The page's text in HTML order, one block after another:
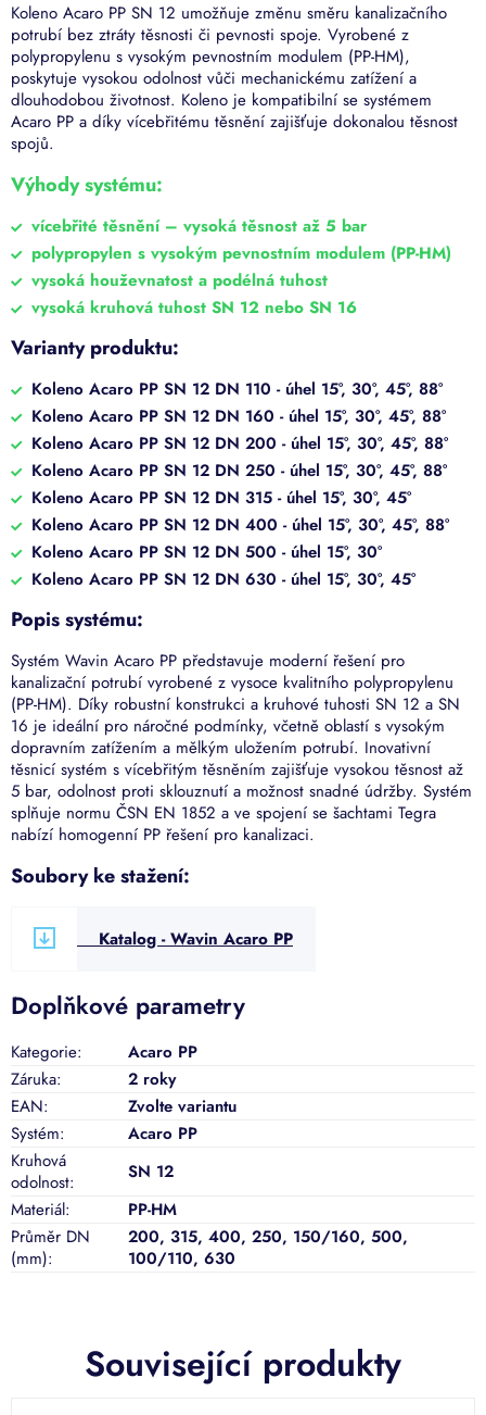
Související produkty
Koleno Acaro PP SN 12 umožňuje změnu směru kanalizačního
potrubí bez ztráty těsnosti či pevnosti spoje. Vyrobené z
polypropylenu s vysokým pevnostním modulem (PP-HM),
poskytuje vysokou odolnost vůči mechanickému zatížení a
dlouhodobou životnost. Koleno je kompatibilní se systémem
Acaro PP a díky vícebřitému těsnění zajišťuje dokonalou těsnost
spojů.
Výhody systému:
vícebřité těsnění – vysoká těsnost až 5 bar
polypropylen s vysokým pevnostním modulem (PP-HM)
vysoká houževnatost a podélná tuhost
vysoká kruhová tuhost SN 12 nebo SN 16
Varianty produktu:
Koleno Acaro PP SN 12 DN 110 - úhel 15°, 30°, 45°, 88°
Koleno Acaro PP SN 12 DN 160 - úhel 15°, 30°, 45°, 88°
Koleno Acaro PP SN 12 DN 200 - úhel 15°, 30°, 45°, 88°
Koleno Acaro PP SN 12 DN 250 - úhel 15°, 30°, 45°, 88°
Koleno Acaro PP SN 12 DN 315 - úhel 15°, 30°, 45°
Koleno Acaro PP SN 12 DN 400 - úhel 15°, 30°, 45°, 88°
Koleno Acaro PP SN 12 DN 500 - úhel 15°, 30°
Koleno Acaro PP SN 12 DN 630 - úhel 15°, 30°, 45°
Popis systému:
Systém Wavin Acaro PP představuje moderní řešení pro
kanalizační potrubí vyrobené z vysoce kvalitního polypropylenu
(PP-HM). Díky robustní konstrukci a kruhové tuhosti SN 12 a SN
16 je ideální pro náročné podmínky, včetně oblastí s vysokým
dopravním zatížením a mělkým uložením potrubí. Inovativní
těsnicí systém s vícebřitým těsněním zajišťuje vysokou těsnost až
5 bar, odolnost proti sklouznutí a možnost snadné údržby. Systém
splňuje normu ČSN EN 1852 a ve spojení se šachtami Tegra
nabízí homogenní PP řešení pro kanalizaci.
Soubory ke stažení:
Katalog - Wavin Acaro PP
Doplňkové parametry
Kategorie:
Acaro PP
Záruka:
2 roky
EAN:
Zvolte variantu
Systém:
Acaro PP
Kruhová
odolnost:
SN 12
Materiál:
PP-HM
Průměr DN
(mm):
200, 315, 400, 250, 150/160, 500,
100/110, 630